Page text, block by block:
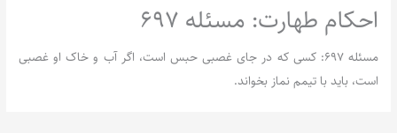
احکام طهارت: مسئله 697
مسئله 697: کسی که در جای غصبی حبس است، اگر آب و خاک او غصبی
است، باید با تیمم نماز بخواند.